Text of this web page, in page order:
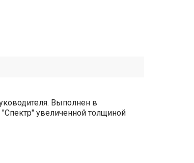
Выполнен в
увеличенной толщиной